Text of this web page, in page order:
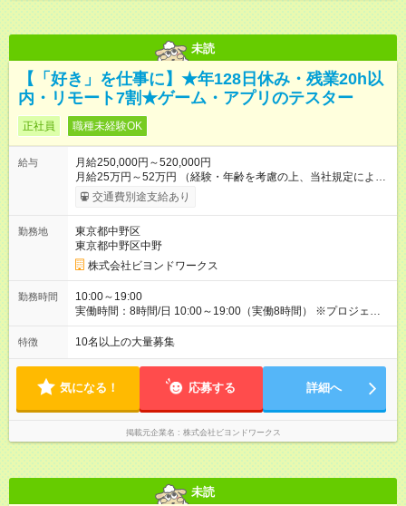
未読
【「好き」を仕事に】★年128日休み・残業20h以
内・リモート7割★ゲーム・アプリのテスター
正社員 職種未経験OK
給与
月給250,000円～520,000円
月給25万円～52万円 （経験・年齢を考慮の上、当社規定により
優遇） ★残業代は別途全額支給 ━━━━━━━━━━━━━━━━ ＼給与ア
ップ努力宣言！／ 研修期間後の平均月収は27万円。 スキルと実
です
交通費別途支給あり
勤務地
東京都中野区
東京都中野区中野
株式会社ビヨンドワークス
勤務時間
10:00～19:00
実働時間：8時間/日 10:00～19:00（実働8時間） ※プロジェクト
により若干の変動あり ★残業について、正直にお伝えします
■ 残業代：全額別途支給 ■ 仕事の持ち帰り：なし ■ 休日出勤：
な働き方は当社にはありません。
特徴 10名以上の大量募集
気になる！ 応募する 詳細へ
掲載元企業名 株式会社ビヨンドワークス
未読